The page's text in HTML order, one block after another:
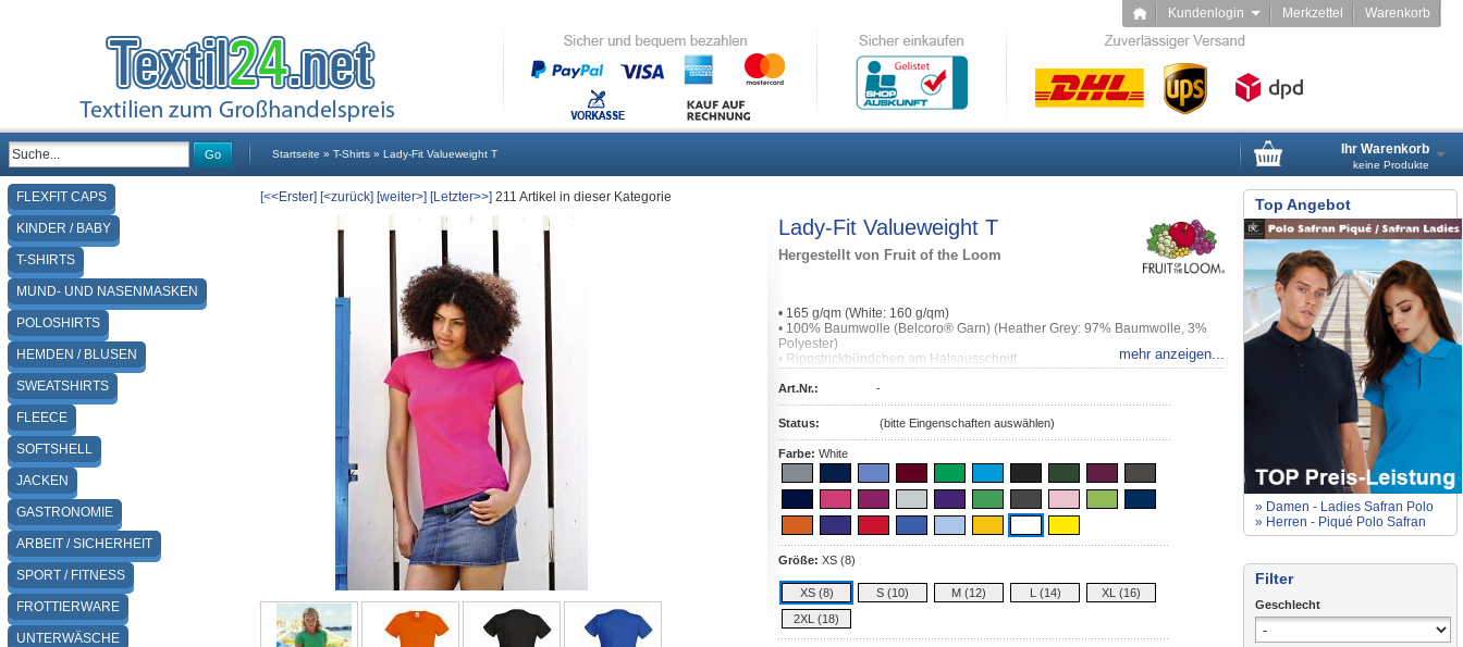
Kundenlogin Merkzettel Warenkorb
Go Startseite » T-Shirts » Lady-Fit Valueweight T Ihr Warenkorb
keine Produkte
FLEXFIT CAPS
KINDER / BABY
T-SHIRTS
MUND- UND NASENMASKEN
POLOSHIRTS
HEMDEN / BLUSEN
SWEATSHIRTS
FLEECE
SOFTSHELL
JACKEN
GASTRONOMIE
ARBEIT / SICHERHEIT
SPORT / FITNESS
FROTTIERWARE
UNTERWÄSCHE
[<<Erster] [<zurück] [weiter>] [Letzter>>] 211 Artikel in dieser Kategorie
Lady-Fit Valueweight T
Hergestellt von Fruit of the Loom
• 165 g/qm (White: 160 g/qm)
• 100% Baumwolle (Belcoro® Garn) (Heather Grey: 97% Baumwolle, 3%
Polyester)
• Rippstrickbündchen am Halsausschnitt
• Seitennähte für tailierten Schnitt
• Dichteres Gewebe für besseres Bedrucken.
mehr anzeigen...
Art.Nr.: -
Status: (bitte Eingenschaften auswählen)
Farbe: White
Größe: XS (8)
XS (8) S (10) M (12) L (14)
XL (16)
2XL (18)
Top Angebot
» Damen - Ladies Safran Polo
» Herren - Piqué Polo Safran
Filter
Geschlecht